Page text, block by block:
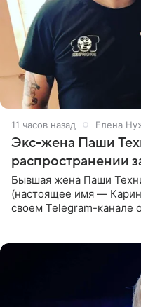
11 часов назад Елена
Экс-жена Паши
распространении
Бывшая жена Паши
(настоящее имя —
своем Telegram-канале